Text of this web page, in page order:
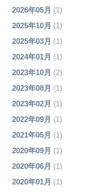
2026年05月 (1)
2025年10月 (1)
2025年03月 (1)
2024年01月 (1)
2023年10月 (2)
2023年08月 (1)
2023年02月 (1)
2022年09月 (1)
2021年05月 (1)
2020年09月 (1)
2020年06月 (1)
2020年01月 (1)